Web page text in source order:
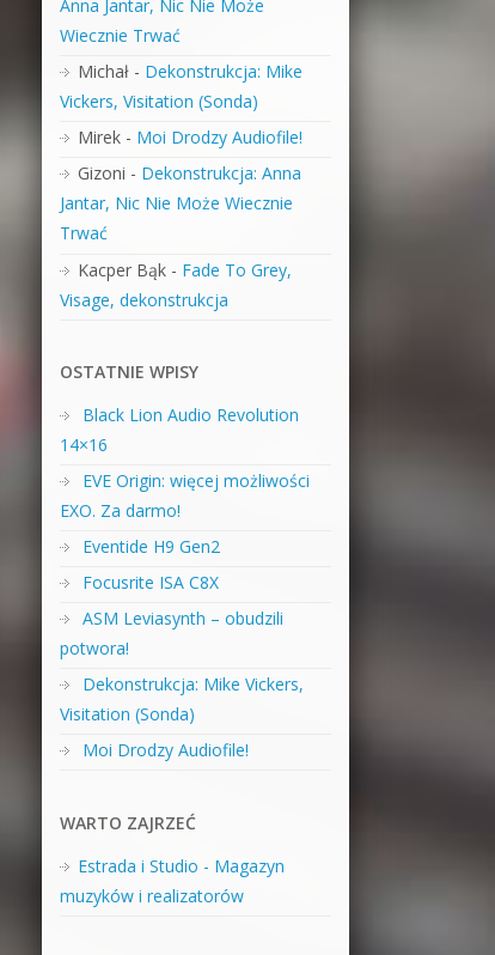
Anna Jantar, Nic Nie Może
Wiecznie Trwać
Michał- Dekonstrukcja: Mike
Vickers, Visitation (Sonda)
Mirek- Moi Drodzy Audiofile!
Gizoni - Dekonstrukcja: Anna
Jantar, Nic Nie Może Wiecznie
Trwać
Kacper Bąk- Fade To Grey,
Visage, dekonstrukcja
OSTATNIE WPISY
Black Lion Audio Revolution
14×16
EVE Origin: więcej możliwości
EXO. Za darmo!
Eventide H9 Gen2
Focusrite ISA C8X
ASM Leviasynth – obudzili
potwora!
Dekonstrukcja: Mike Vickers,
Visitation (Sonda)
Moi Drodzy Audiofile!
WARTO ZAJRZEĆ
Estrada i Studio - Magazyn
muzyków i realizatorów